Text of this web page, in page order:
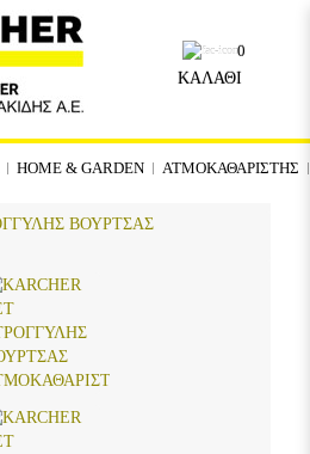
ΚΑΛΑΘΙ
0
HOME & GARDEN ΑΤΜΟΚΑΘΑΡΙΣΤΗΣ